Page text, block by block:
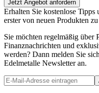
Jetzt Angebot anfordern
Erhalten Sie kostenlose Tipps
erster von neuen Produkten
Sie möchten regelmäßig über
Finanznachrichten und
werden? Dann melden Sie
Edelmetalle Newsletter an.